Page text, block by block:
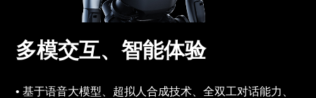
多模交互、智能体验
基于语音大模型、超拟人合成技术、全双工对话能力、